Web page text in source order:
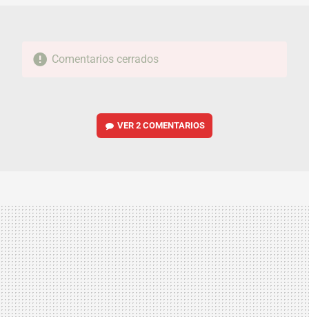
Comentarios cerrados
VER2 COMENTARIOS